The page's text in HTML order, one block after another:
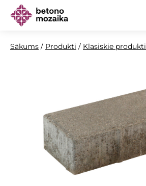
Sākums / Produkti / Klasiskie produkti